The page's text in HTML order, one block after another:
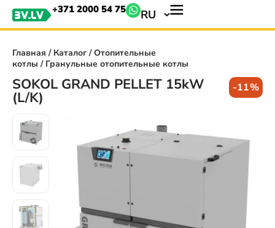
+371 2000 54 75 RU
Главная / Каталог/Отопительные
котлы / Гранульные отопительные котлы
SOKOL GRAND PELLET 15kW
(L/K)
-11%